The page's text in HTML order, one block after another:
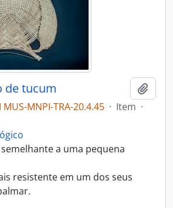
de tucum
MUS-MNPI-TRA-20.4.45 · Item ·
a uma pequena
resistente em um dos seus